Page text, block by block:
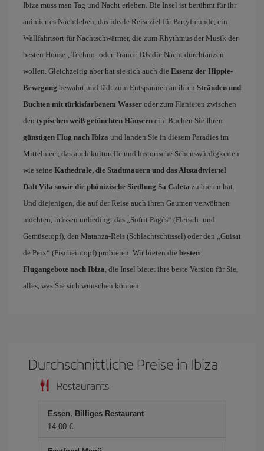
Ibiza muss man Tag und Nacht erleben. Die Insel ist berühmt für ihr
animiertes Nachtleben, das ideale Reiseziel für Partyfreunde, ein
Wallfahrtsort für Nachtschwärmer, die zum Rhythmus der Musik der
besten House-, Techno- oder Trance-DJs die Nacht durchtanzen
wollen. Gleichzeitig aber hat sie sich auch die Essenz der Hippie-
Bewegung bewahrt und lädt zum Entspannen an ihren Stränden und
Buchten mit türkisfarbenem Wasser oder zum Flanieren zwischen
den typischen weiß getünchten Häusern ein. Buchen Sie Ihren
günstigen Flug nach Ibiza und landen Sie in diesem Paradies im
Mittelmeer, das auch kulturelle und historische Sehenswürdigkeiten
wie seine Kathedrale, die Stadtmauern und das Altstadtviertel
Dalt Vila sowie die phönizische Siedlung Sa Caleta zu bieten hat.
Und diejenigen, die auf der Reise auch ihren Gaumen verwöhnen
möchten, müssen unbedingt das „Sofrit Pagés“ (Fleisch- und
Gemüsetopf), den Matanza-Reis (Schlachtschüssel) oder den „Guisat
de Peix“ (Fischeintopf) probieren. Wir bieten die besten
Flugangebote nach Ibiza, die Insel bietet ihre beste Version für Sie,
alles, was Sie sich wünschen können.
Durchschnittliche Preise in Ibiza
Restaurants
Essen, Billiges Restaurant
14,00 €